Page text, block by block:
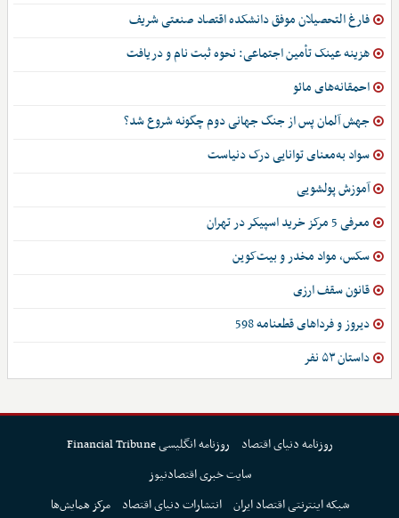
فارغ التحصیلان موفق دانشکده اقتصاد صنعتی شریف
هزینه عینک تأمین اجتماعی: نحوه ثبت نام و دریافت
احمقانه‌های مائو
جهش آلمان پس از جنگ جهانی دوم چگونه شروع شد؟
سواد به‌معنای توانایی درک دنیاست
آموزش پولشویی
معرفی 5 مرکز خرید اسپیکر در تهران
سکس، مواد مخدر و بیت‌کوین
قانون سقف ارزی
دیروز و فرداهای قطعنامه 598
داستان ۵۳ نفر
روزنامه دنیای اقتصاد
روزنامه انگلیسی Financial Tribune
سایت خبری اقتصادنیوز
شبکه اینترنتی اقتصاد ایران انتشارات دنیای اقتصاد مرکز همایش‌ها